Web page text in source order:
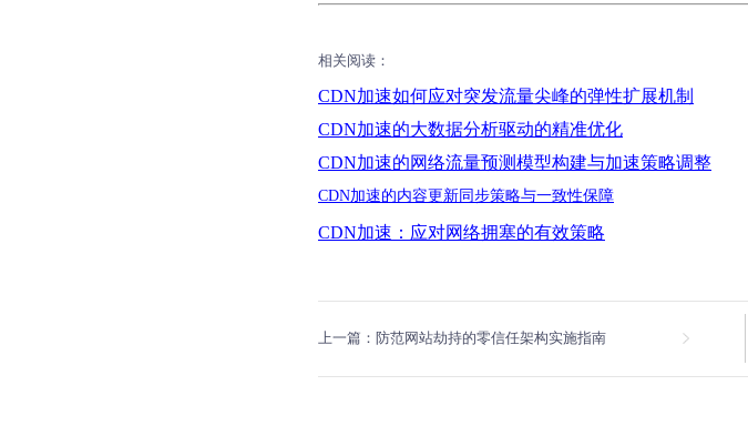
相关阅读：
CDN加速如何应对突发流量尖峰的弹性扩展机制
CDN加速的大数据分析驱动的精准优化
CDN加速的网络流量预测模型构建与加速策略调整
CDN加速的内容更新同步策略与一致性保障
CDN加速：应对网络拥塞的有效策略
上一篇：防范网站劫持的零信任架构实施指南